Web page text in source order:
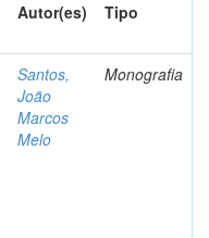
Autor(es) Tipo
Santos,
João
Marcos
Melo
Monografia